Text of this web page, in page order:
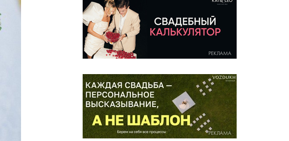
РЕКЛАМА
РЕКЛАМА